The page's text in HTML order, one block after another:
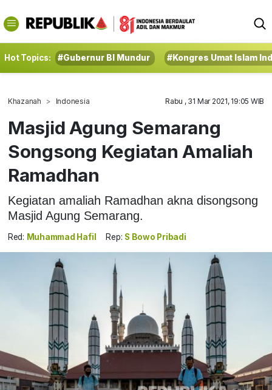
Hot Topics: #Gubernur BI Mundur #Kongres Umat Islam
Khazanah Indonesia Rabu , 31 Mar 2021, 19:05 WIB
Masjid Agung Semarang
Songsong Kegiatan Amaliah
Ramadhan
Kegiatan amaliah Ramadhan akna disongsong
Masjid Agung Semarang.
Red: Muhammad Hafil Rep: S Bowo Pribadi